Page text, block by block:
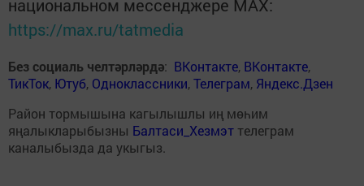
национальном мессенджере MАХ:
https://max.ru/tatmedia
Без социаль челтәрләрдә: ВКонтакте, ВКонтакте,
ТикТок, Ютуб, Одноклассники,Телеграм, Яндекс.Дзен
Район тормышына кагылышлы иң мөһим
яңалыкларыбызны Балтаси_Хезмэт телеграм
каналыбызда да укыгыз.